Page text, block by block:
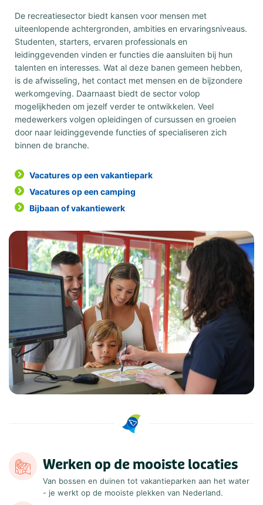
De recreatiesector biedt kansen voor mensen met
uiteenlopende achtergronden, ambities en ervaringsniveaus.
Studenten, starters, ervaren professionals en
leidinggevenden vinden er functies die aansluiten bij hun
talenten en interesses. Wat al deze banen gemeen hebben,
is de afwisseling, het contact met mensen en de bijzondere
werkomgeving. Daarnaast biedt de sector volop
mogelijkheden om jezelf verder te ontwikkelen. Veel
medewerkers volgen opleidingen of cursussen en groeien
door naar leidinggevende functies of specialiseren zich
binnen de branche.
Vacatures op een vakantiepark
Vacatures op een camping
Bijbaan of vakantiewerk
Werken op de mooiste locaties
Van bossen en duinen tot vakantieparken aan het water
- je werkt op de mooiste plekken van Nederland.